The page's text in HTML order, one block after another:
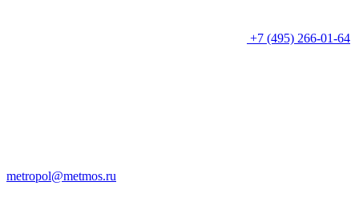
+7 (495) 266-01-64
metropol@metmos.ru